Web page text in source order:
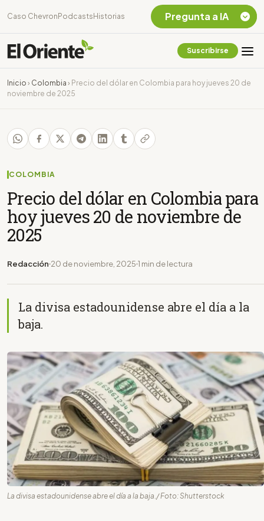
Caso Chevron Podcasts Historias
Suscribirse
Inicio › Colombia › Precio del dólar en Colombia para hoy jueves 20 de
noviembre de 2025
COLOMBIA
Precio del dólar en Colombia para
hoy jueves 20 de noviembre de
2025
Redacción 20 de noviembre, 2025 1 min de lectura
La divisa estadounidense abre el día a la
baja.
La divisa estadounidense abre el día a la baja./ Foto: Shutterstock
Pregunta a IA
Chevron Ecuador